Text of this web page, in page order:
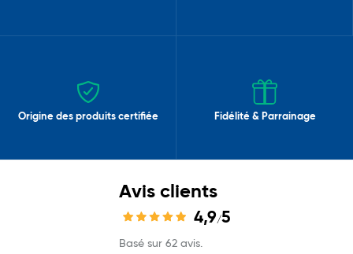
Origine des produits certifiée Fidélité & Parrainage
Avis clients
4,9/5
Basé sur 62 avis.